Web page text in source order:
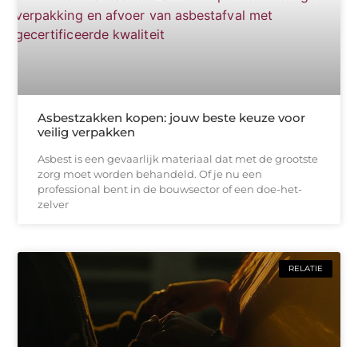
Asbestzakken kopen: jouw beste keuze voor
veilig verpakken
Asbest is een gevaarlijk materiaal dat met de grootste
zorg moet worden behandeld. Of je nu een
professional bent in de bouwsector of een doe-het-
zelver
RELATIE